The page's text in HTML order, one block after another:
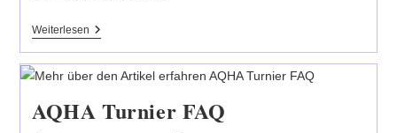
WeiterlesenAusschreibung
Beginner
Online
AQHA Turnier FAQ